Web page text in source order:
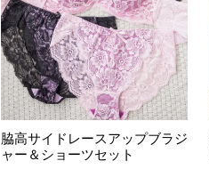
脇高サイドレースアップブラジ
ャー＆ショーツセット